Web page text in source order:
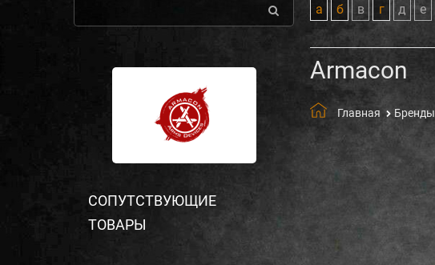
а б в г д е
СОПУТСТВУЮЩИЕ
ТОВАРЫ
Armacon
Главная Бренды